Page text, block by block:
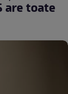
are toate